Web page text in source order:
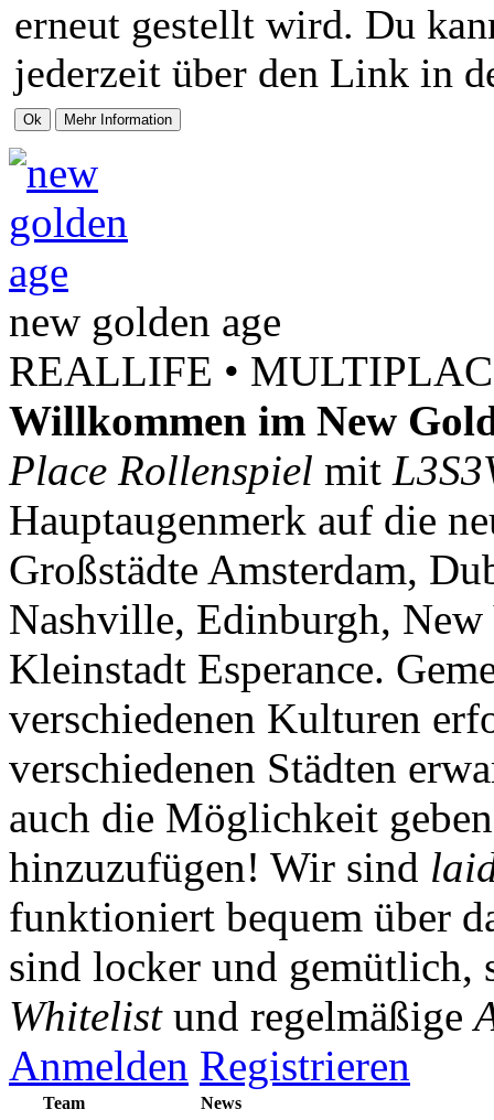
erneut gestellt wird. Du
jederzeit über den Link in
new golden age
REALLIFE •
Willkommen im New
Place Rollenspiel mit
Hauptaugenmerk auf die
Großstädte Amsterdam,
Nashville, Edinburgh,
Kleinstadt Esperance.
verschiedenen Kulturen
verschiedenen Städten
auch die Möglichkeit
hinzuzufügen! Wir sind
funktioniert bequem über
sind locker und gemütlich,
Whitelistund regelmäßige
Anmelden Registrieren
Team
News